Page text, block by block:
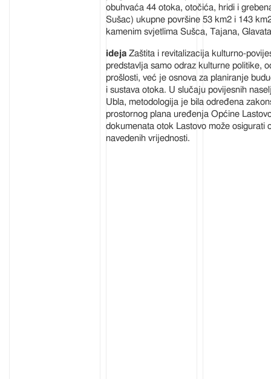
obuhvaća 44 otoka, otočića, hridi i
Sušac) ukupne površine 53 km2 i 143
kamenim svjetlima Sušca, Tajana,
Zaštita i revitalizacija kulturno-
predstavlja samo odraz kulturne politike,
prošlosti, već je osnova za planiranje
i sustava otoka. U slučaju povijesnih
Ubla, metodologija je bila određena
prostornog plana uređenja Općine
dokumenata otok Lastovo može osigurati
navedenih vrijednosti.